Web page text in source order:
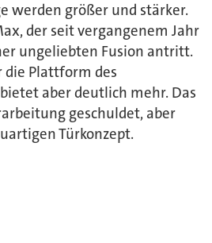
werden größer und stärker.
der seit vergangenem Jahr
ungeliebten Fusion antritt.
die Plattform des
aber deutlich mehr. Das
geschuldet, aber
Türkonzept.